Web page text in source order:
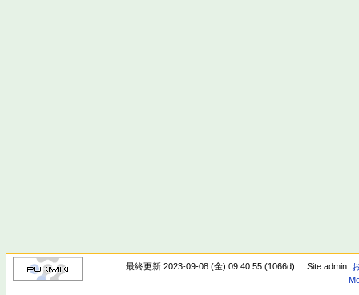
最終更新:2023-09-08 (金) 09:40:55 (1066d) Site admin: